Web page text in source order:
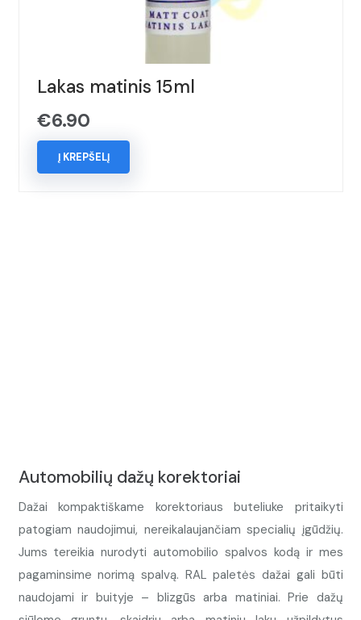
Lakas matinis 15ml
€6.90
Į KREPŠELĮ
Automobilių dažų korektoriai
Dažai kompaktiškame korektoriaus buteliuke pritaikyti
patogiam naudojimui, nereikalaujančiam specialių įgūdžių.
Jums tereikia nurodyti automobilio spalvos kodą ir mes
pagaminsime norimą spalvą. RAL paletės dažai gali būti
naudojami ir buityje – blizgūs arba matiniai. Prie dažų